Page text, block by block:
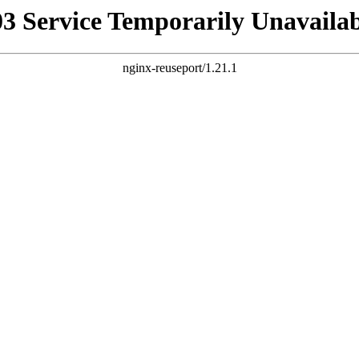
Service Temporarily
nginx-reuseport/1.21.1